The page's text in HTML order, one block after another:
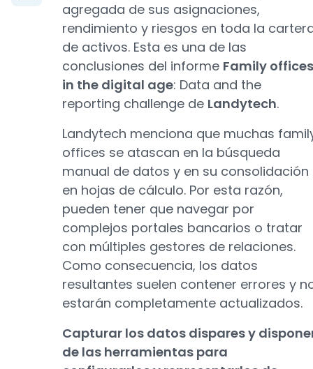
agregada de sus asignaciones,
rendimiento y riesgos en toda la
de activos. Esta es una de las
conclusiones del informe Family offices
in the digital age: Data and the
reporting challenge de Landytech.
Landytech menciona que muchas
offices se atascan en la búsqueda
manual de datos y en su consolidación
en hojas de cálculo. Por esta razón,
pueden tener que navegar por
complejos portales bancarios o tratar
con múltiples gestores de relaciones.
Como consecuencia, los datos
resultantes suelen contener errores y
estarán completamente actualizados.
Capturar los datos dispares y
de las herramientas para